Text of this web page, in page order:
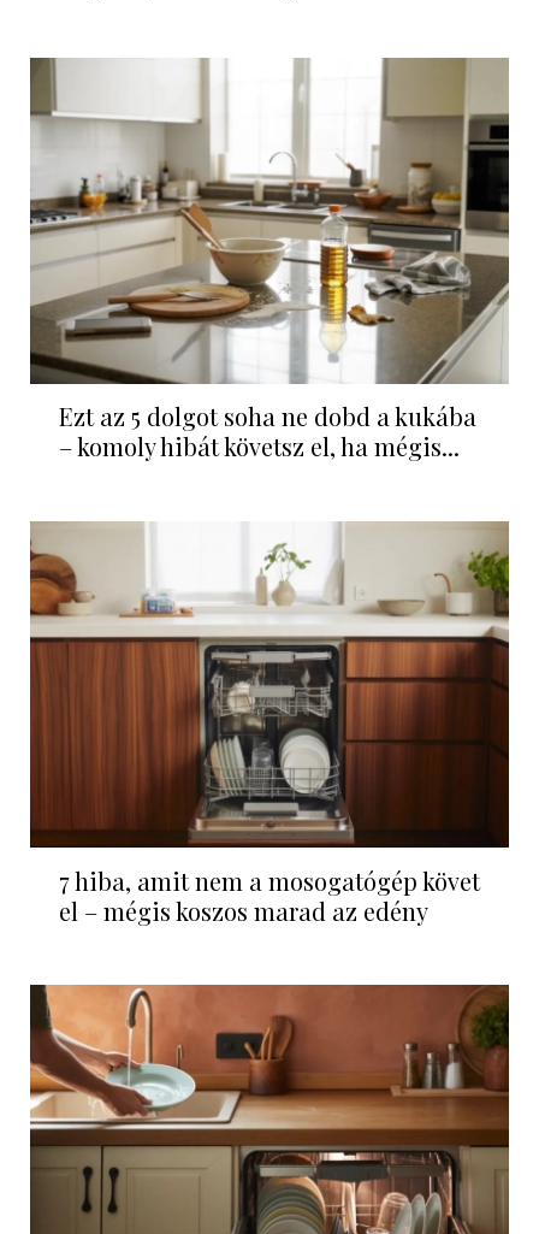
Ezt az 5 dolgot soha ne dobd a kukába
– komoly hibát követsz el, ha mégis...
7 hiba, amit nem a mosogatógép követ
el – mégis koszos marad az edény